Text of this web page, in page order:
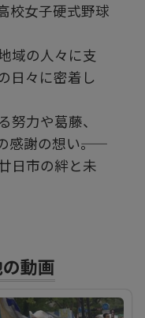
校女子硬式野球
域の人々に支
日々に密着し
努力や葛藤、
謝の想い――。
日市の絆と未
動画